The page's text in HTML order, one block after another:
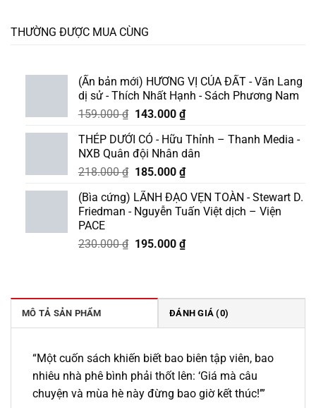
THƯỜNG ĐƯỢC MUA CÙNG
(Ấn bản mới) HƯƠNG VỊ CỦA ĐẤT - Văn Lang
dị sử - Thích Nhất Hạnh - Sách Phương Nam
159.000₫ Giá
là:
159.000 ₫.
143.000 ₫Giá
tại
là:
143.000 ₫.
THÉP DƯỚI CỎ - Hữu Thỉnh – Thanh Media -
NXB Quân đội Nhân dân
218.000₫ Giá
là:
218.000 ₫.
185.000 ₫Giá
tại
là:
(Bìa cứng) LÃNH ĐẠO VẸN TOÀN - Stewart D.
Friedman - Nguyễn Tuấn Việt dịch – Viện
PACE
230.000₫ Giá
195.000 ₫Giá
195.000 ₫.
MÔ TẢ SẢN PHẨM ĐÁNH GIÁ (0)
“Một cuốn sách khiến biết bao biên tập viên, bao
nhiêu nhà phê bình phải thốt lên: ‘Giá mà câu
chuyện và mùa hè này đừng bao giờ kết thúc!’”